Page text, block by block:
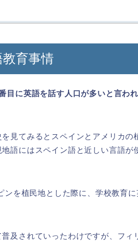
育事情
目に英語を話す人口が多いと言わ
見てみるとスペインとアメリカの
語にはスペイン語と近しい言語が
を植民地とした際に、学校教育に
及されていったわけですが、フィ